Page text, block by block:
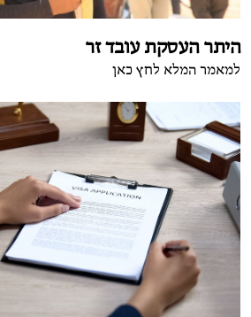
היתר העסקת עובד זר
למאמר המלא לחץ כאן